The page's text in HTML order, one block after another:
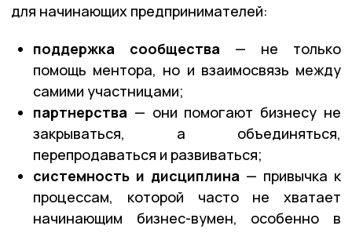
для начинающих предпринимателей:
поддержка сообщества — не только
помощь ментора, но и взаимосвязь между
самими участницами;
партнерства — они помогают бизнесу не
закрываться, а объединяться,
перепродаваться и развиваться;
системность и дисциплина — привычка к
процессам, которой часто не хватает
начинающим бизнес-вумен, особенно в